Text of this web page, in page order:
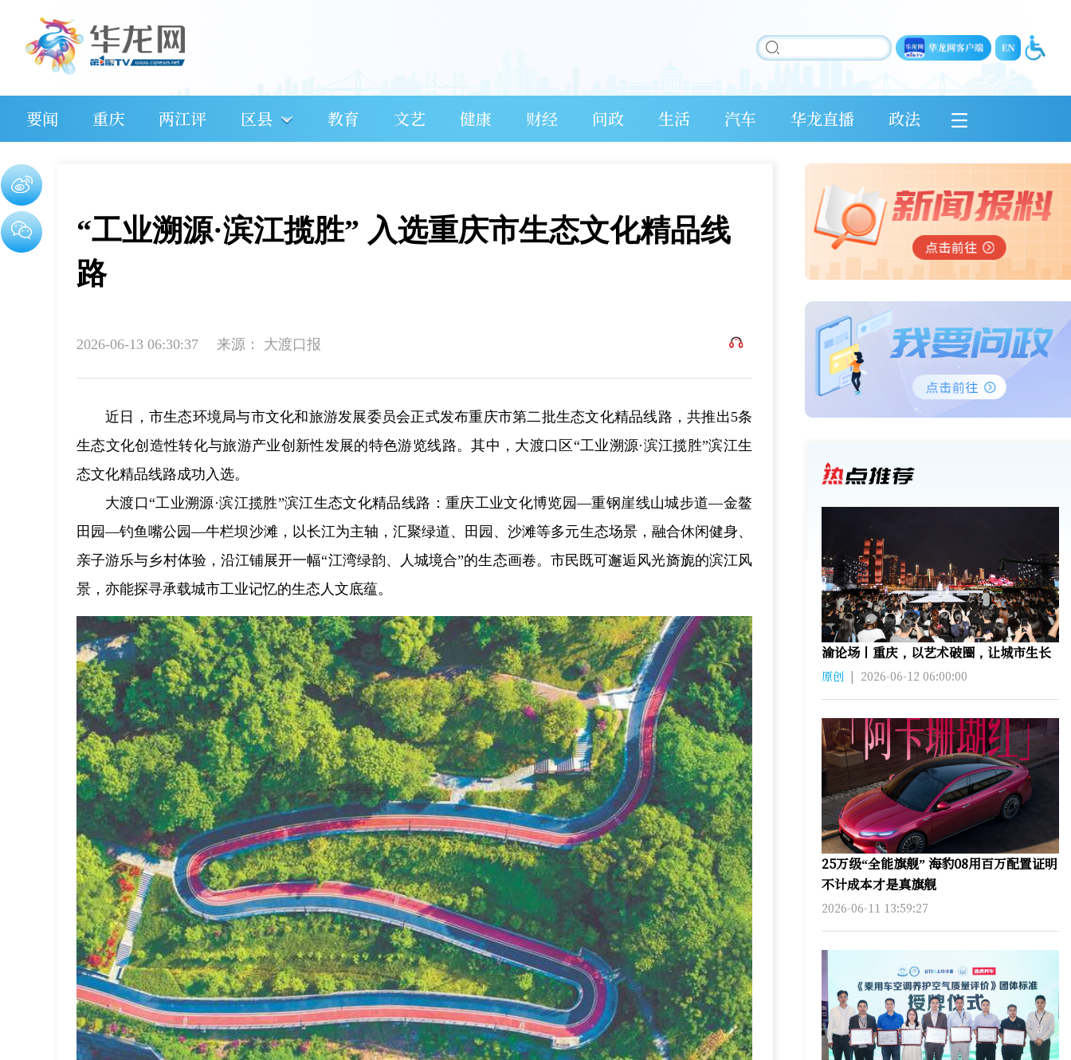
要闻 重庆 两江评 区县 教育 文艺 健康 财经 问政 生活 汽车 华龙直播 政法
“工业溯源·滨江揽胜” 入选重庆市生态文化精品线
路
2026-06-13 06:30:37 来源： 大渡口报
近日，市生态环境局与市文化和旅游发展委员会正式发布重庆市第二批生态文化精品线路，共推出5条
生态文化创造性转化与旅游产业创新性发展的特色游览线路。其中，大渡口区“工业溯源·滨江揽胜”滨江生
态文化精品线路成功入选。
大渡口“工业溯源·滨江揽胜”滨江生态文化精品线路：重庆工业文化博览园—重钢崖线山城步道—金鳌
田园—钓鱼嘴公园—牛栏坝沙滩，以长江为主轴，汇聚绿道、田园、沙滩等多元生态场景，融合休闲健身、
亲子游乐与乡村体验，沿江铺展开一幅“江湾绿韵、人城境合”的生态画卷。市民既可邂逅风光旖旎的滨江风
景，亦能探寻承载城市工业记忆的生态人文底蕴。
渝论场丨重庆，以艺术破圈，让城市生长
原创 | 2026-06-12 06:00:00
25万级“全能旗舰” 海豹08用百万配置证明
不计成本才是真旗舰
2026-06-11 13:59:27